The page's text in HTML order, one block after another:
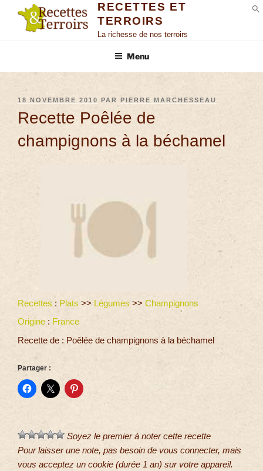
RECETTES ET
TERROIRS
La richesse de nos terroirs
Menu
18 NOVEMBRE 2010 PAR PIERRE MARCHESSEAU
Recette Poêlée de
champignons à la béchamel
Recettes : Plats >> Légumes >> Champignons
Origine : France
Recette de : Poêlée de champignons à la béchamel
Partager :
Soyez le premier à noter cette recette
Pour laisser une note, pas besoin de vous connecter, mais
vous acceptez un cookie (durée 1 an) sur votre appareil.